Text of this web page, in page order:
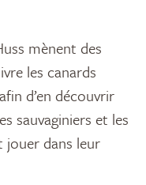
mènent des
les canards
d’en découvrir
sauvaginiers et les
jouer dans leur